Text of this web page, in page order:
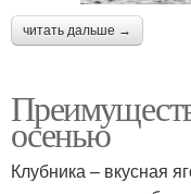
читать дальше →
осенью
Клубника – вкусная